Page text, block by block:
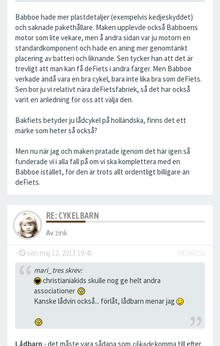
Babboe hade mer plastdetaljer (exempelvis kedjeskyddet)
och saknade pakethållare. Maken upplevde också Babboens
motor som lite vekare, men å andra sidan var ju motorn en
standardkomponent och hade en aning mer genomtänkt
placering av batteri och liknande. Sen tycker han att det är
trevligt att man kan få deFiets i andra färger. Men Babboe
verkade ändå vara en bra cykel, bara inte lika bra som deFiets.
Sen bor ju vi relativt nära deFietsfabriek, så det har också
varit en anledning för oss att välja den.
Bakfiets betyder ju lådcykel på holländska, finns det ett
märke som heter så också?
Men nu när jag och maken pratade igenom det här igen så
funderade vi i alla fall på om vi ska komplettera med en
Babboe istället, för den är trots allt ordentligt billigare än
deFiets.
RE: CYKELBARN
Av zink
- sön maj 12, 2013 19:45
#9186156
mari_tres skrev:
christianiakids skulle nog ge helt andra
associationer
Kanske lådvin också... förlåt, lådbarn menar jag
Lådbarn - det måste vara sådana som råkadekomma till efter